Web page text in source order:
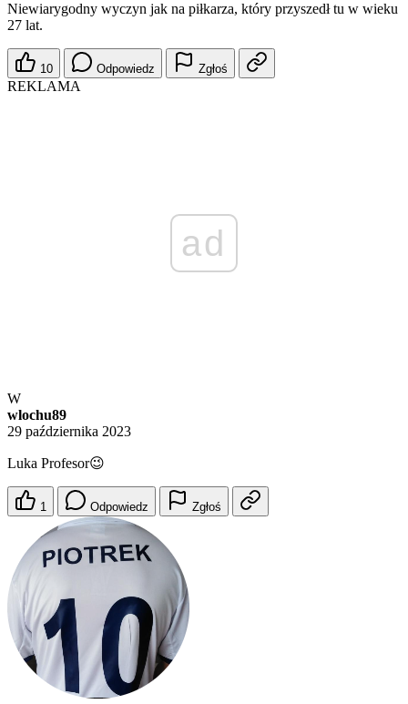
Niewiarygodny wyczyn jak na piłkarza, który przyszedł tu w wieku
27 lat.
10 Odpowiedz Zgłoś
REKLAMA
ad
W
wlochu89
29 października 2023
Luka Profesor😉
1 Odpowiedz Zgłoś